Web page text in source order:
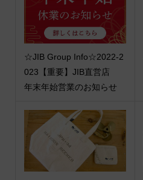
☆JIB Group Info☆2022-2
023【重要】JIB直営店
年末年始営業のお知らせ